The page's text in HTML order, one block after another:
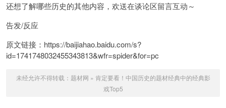
还想了解哪些历史的其他内容，欢送在谈论区留言互动～
告发/反应
原文链接：https://baijiahao.baidu.com/s?
id=1741748032455343813&wfr=spider&for=pc
未经允许不得转载： 题材网 » 肯定要看！中国历史的题材经典中的经典影
戏Top5